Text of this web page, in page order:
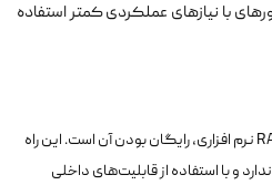
با نیازهای عملکردی کمتر استفاده
بزرگ‌ترین مزیت RAID نرم افزاری، رایگان بودن آن است. این راه
و با استفاده از قابلیت‌های داخلی